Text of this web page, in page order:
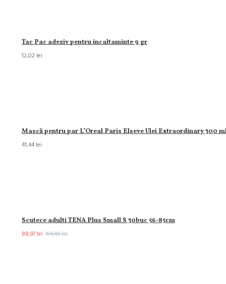
Tac Pac adeziv pentru incaltaminte 9 gr
12,02 lei
Mască pentru par L’Oreal Paris Elseve Ulei Extraordinary 300
41,44 lei
Scutece adulti TENA Plus Small S 30buc 56-85cm
88,97 lei 104,48 lei